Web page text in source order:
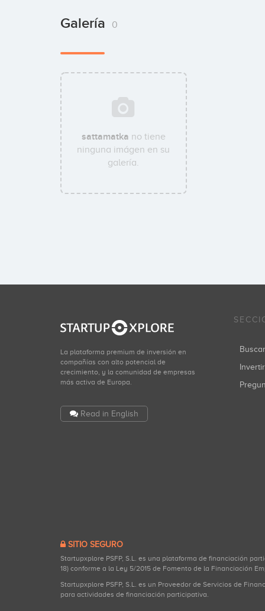
Galería 0
sattamatka no tiene
ninguna imágen en su
galería.
La plataforma premium de inversión en
compañías con alto potencial de
crecimiento, y la comunidad de empresas
más activa de Europa.
Read in English
SITIO SEGURO
Startupxplore PSFP, S.L. es una plataforma de financiación
18) conforme a la Ley 5/2015 de Fomento de la Financiación
Startupxplore PSFP, S.L. es un Proveedor de Servicios de
para actividades de financiación participativa.